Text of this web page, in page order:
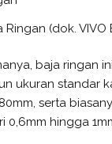
Ringan (dok. VIVO
baja ringan
ukuran standar
serta
0,6mm hingga